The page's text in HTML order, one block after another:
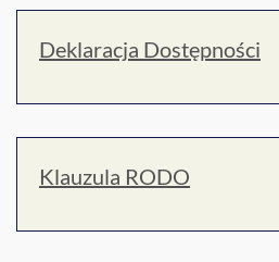
Deklaracja Dostępności
Klauzula RODO